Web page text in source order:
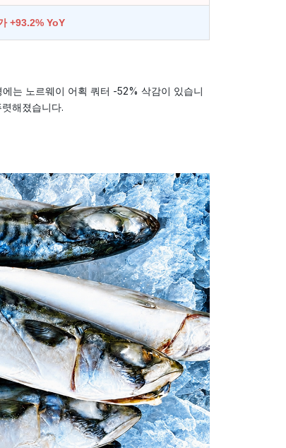
+93.2% YoY
는 노르웨이 어획 쿼터 -52% 삭감이 있습니
해졌습니다.